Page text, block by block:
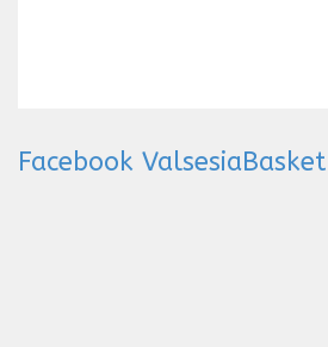
Facebook ValsesiaBasket